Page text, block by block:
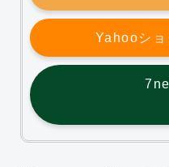
Yahooショ